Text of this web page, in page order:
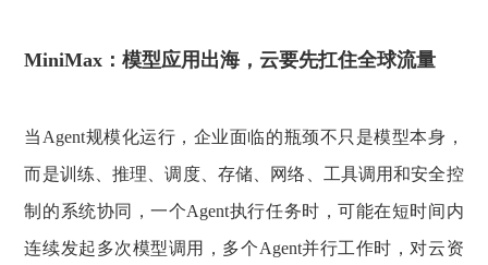
MiniMax：模型应用出海，云要先扛住全球流量
当Agent规模化运行，企业面临的瓶颈不只是模型本身，
而是训练、推理、调度、存储、网络、工具调用和安全控
制的系统协同，一个Agent执行任务时，可能在短时间内
连续发起多次模型调用，多个Agent并行工作时，对云资